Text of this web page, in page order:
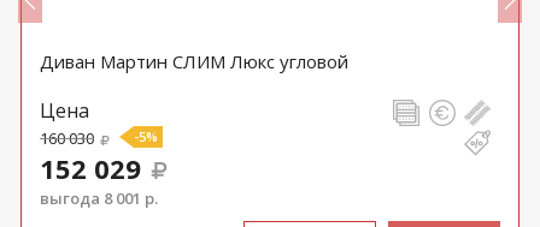
Диван Мартин СЛИМ Люкс угловой
Цена
160 030 -5%
152 029
выгода 8 001 р.